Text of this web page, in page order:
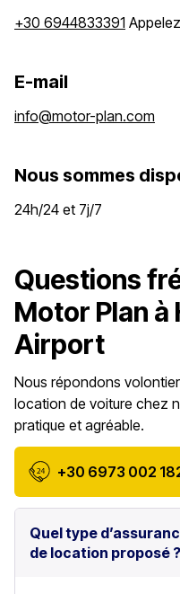
+30 6944833391
E-mail
info@motor-plan.com
Nous sommes
24h/24 et 7j/7
Questions
Motor Plan à
Airport
Nous répondons
location de voiture chez
pratique et agréable.
+30 6973 002
Quel type
de location proposé ?